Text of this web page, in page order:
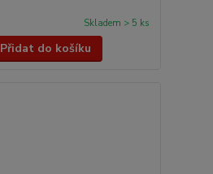
Skladem > 5 ks
Přidat do košíku